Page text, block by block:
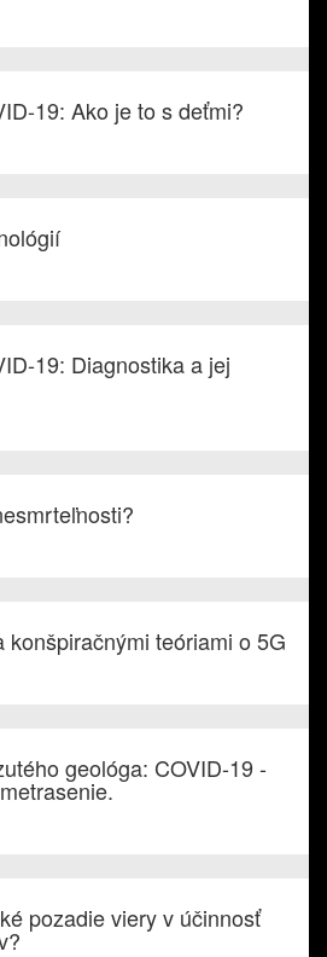
19: Ako je to s deťmi?
19: Diagnostika a jej
konšpiračnými teóriami o 5G
geológa: COVID-19 -
pozadie viery v účinnosť